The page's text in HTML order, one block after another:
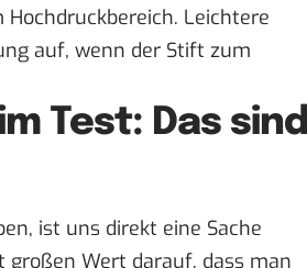
Leichtere
auf, wenn der Stift zum
Test: Das sind
ist uns direkt eine Sache
Wert darauf, dass man